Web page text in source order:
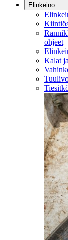
Elinkeino
ohjeet
Kalat